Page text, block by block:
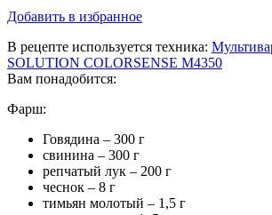
Добавить в избранное
В рецепте используется техника:
SOLUTION COLORSENSE M4350
Вам понадобится:
Фарш:
Говядина – 300 г
свинина – 300 г
репчатый лук – 200 г
чеснок – 8 г
тимьян молотый – 1,5 г